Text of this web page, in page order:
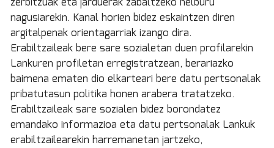
nagusiarekin. Kanal horien bidez eskaintzen diren
argitalpenak orientagarriak izango dira.
Erabiltzaileak bere sare sozialetan duen profilarekin
Lankuren profiletan erregistratzean, berariazko
baimena ematen dio elkarteari bere datu pertsonalak
pribatutasun politika honen arabera tratatzeko.
Erabiltzaileak sare sozialen bidez borondatez
emandako informazioa eta datu pertsonalak Lankuk
erabiltzailearekin harremanetan jartzeko,